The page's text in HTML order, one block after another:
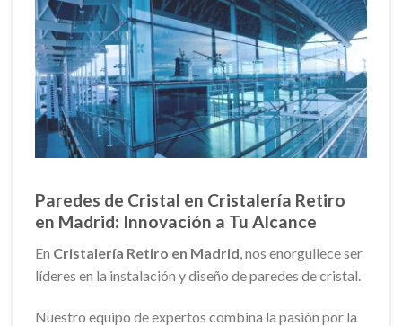
Paredes de Cristal en Cristalería Retiro
en Madrid: Innovación a Tu Alcance
En Cristalería Retiro en Madrid , nos enorgullece ser
líderes en la instalación y diseño de paredes de cristal.
Nuestro equipo de expertos combina la pasión por la